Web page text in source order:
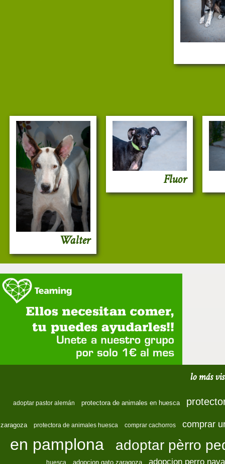
Walter
Fluor
lo más
adoptar pastor alemán protectora de animales en huesca
zaragoza protectora de animales huesca comprar cachorros comprar
en pamplona adoptar pèrro
adopcion gato zaragoza adopcion perro